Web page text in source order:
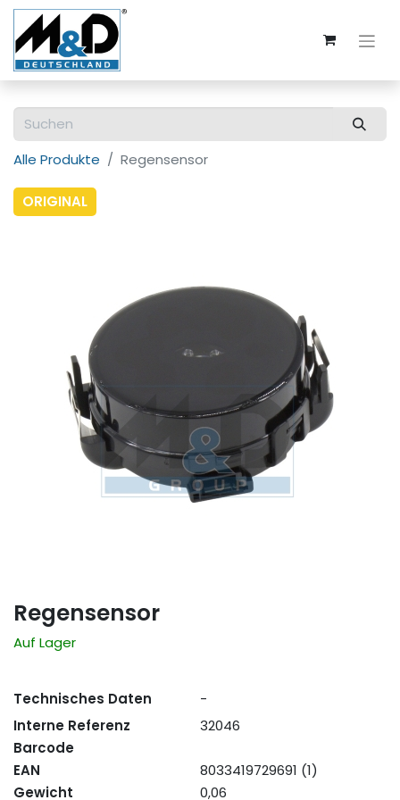
Alle Produkte Regensensor
ORIGINAL
Regensensor
Auf Lager
Technisches Daten
-
Interne Referenz
32046
Barcode
EAN
8033419729691 (1)
Gewicht
0,06